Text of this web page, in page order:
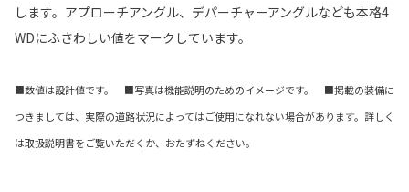
します。アプローチアングル、デパーチャーアングルなども本格4
WDにふさわしい値をマークしています。
■数値は設計値です。 ■写真は機能説明のためのイメージです。 ■掲載の装備に
つきましては、実際の道路状況によってはご使用になれない場合があります。詳しく
は取扱説明書をご覧いただくか、おたずねください。